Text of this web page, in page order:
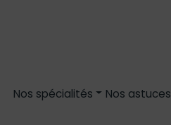
Nos spécialités Nos astuces